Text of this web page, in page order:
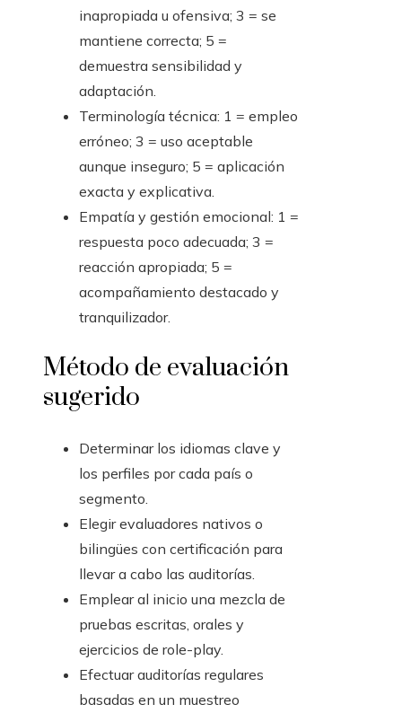
inapropiada u ofensiva; 3 = se
mantiene correcta; 5 =
demuestra sensibilidad y
adaptación.
Terminología técnica: 1 = empleo
erróneo; 3 = uso aceptable
aunque inseguro; 5 = aplicación
exacta y explicativa.
Empatía y gestión emocional: 1 =
respuesta poco adecuada; 3 =
reacción apropiada; 5 =
acompañamiento destacado y
tranquilizador.
Método de evaluación
sugerido
Determinar los idiomas clave y
los perfiles por cada país o
segmento.
Elegir evaluadores nativos o
bilingües con certificación para
llevar a cabo las auditorías.
Emplear al inicio una mezcla de
pruebas escritas, orales y
ejercicios de role-play.
Efectuar auditorías regulares
basadas en un muestreo